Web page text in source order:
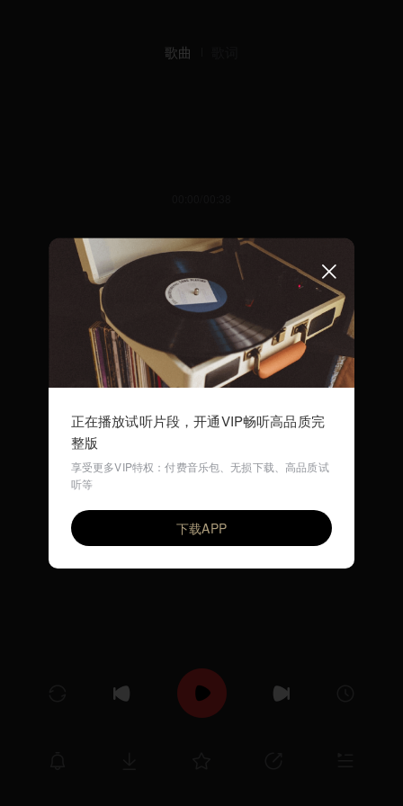
歌曲
VIP 乐海书情
正在播放试听片段，开通VIP畅听高品质完
整版
享受更多VIP特权：付费音乐包、无损下载、高品质试
听等
下载APP
